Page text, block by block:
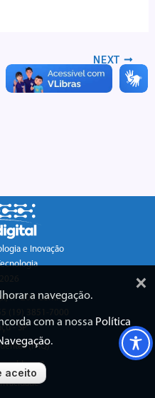
NEXT
nº 200 Centro
- SP
e Inovação
(FAQ)
problema?
×
a navegação.
com a nossa Política
.
aceito